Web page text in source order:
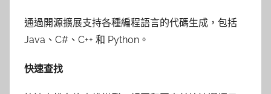
通過開源擴展支持各種編程語言的代碼生成，包括
Java、C#、C++ 和 Python。
快速查找